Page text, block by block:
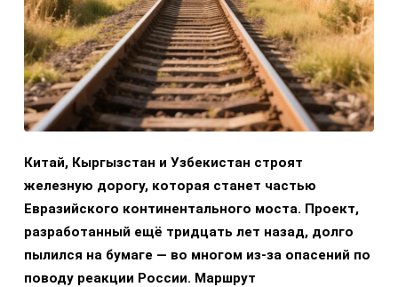
Китай, Кыргызстан и Узбекистан строят
железную дорогу, которая станет частью
Евразийского континентального моста. Проект,
разработанный ещё тридцать лет назад, долго
пылился на бумаге — во многом из-за опасений по
поводу реакции России. Маршрут